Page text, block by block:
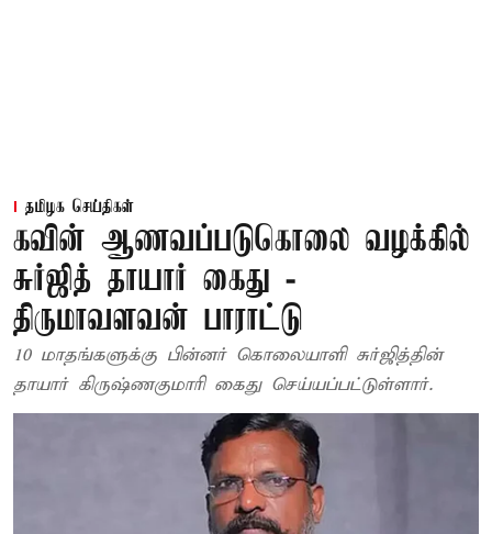
தமிழக செய்திகள்
கவின் ஆணவப்படுகொலை வழக்கில்
சுர்ஜித் தாயார் கைது -
திருமாவளவன் பாராட்டு
10 மாதங்களுக்கு பின்னர் கொலையாளி சுர்ஜித்தின்
தாயார் கிருஷ்ணகுமாரி கைது செய்யப்பட்டுள்ளார்.